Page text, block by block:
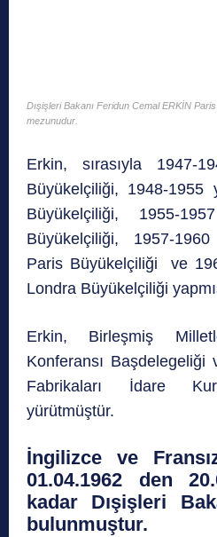
Dışişleri Bakanı Feridun Cemal ERKİN
mezunudur.
Erkin, sırasıyla 1947-
Büyükelçiliği, 1948-1955
Büyükelçiliği, 1955-
Büyükelçiliği, 1957-1960
Paris Büyükelçiliği ve
Londra Büyükelçiliği
Erkin, Birleşmiş
Konferansı
Fabrikaları İdare
yürütmüştür.
İngilizce ve
01.04.1962 den
kadar Dışişleri
bulunmuştur.